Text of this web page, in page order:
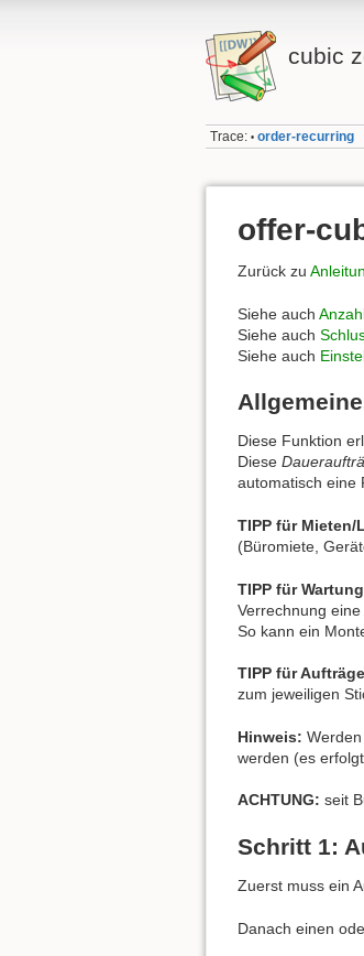
cubic
Trace: • order-recurring
offer-
Zurück zu
Siehe auch
Siehe auch
Siehe auch
Diese Funktion
Diese
automatisch eine
TIPP für Mieten/
(Büromiete,
TIPP für
Verrechnung
So kann ein
TIPP für
zum jeweiligen
Hinweis: Werden
werden (es
ACHTUNG: seit
Schritt 1:
Zuerst muss ein
Danach einen